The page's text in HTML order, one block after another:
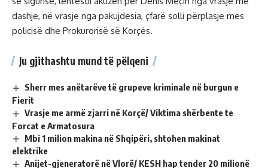
dashje, në vrasje nga pakujdesia, çfarë solli përplasje mes
policisë dhe Prokurorisë së Korçës.
Ju gjithashtu mund të pëlqeni
Sherr mes anëtarëve të grupeve kriminale në burgun e
Fierit
Vrasje me armë zjarri në Korçë/ Viktima shërbente te
Forcat e Armatosura
Mbi 1 milion makina në Shqipëri, shtohen makinat
elektrike
Anijet-gjeneratorë në Vlorë/ KESH hap tender 20 milionë